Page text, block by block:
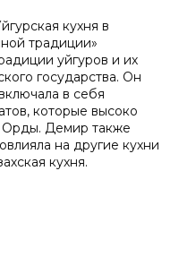
кухня в
традиции»
уйгуров и их
государства. Он
в себя
которые высоко
Орды. Демир также
на другие кухни
кухня.